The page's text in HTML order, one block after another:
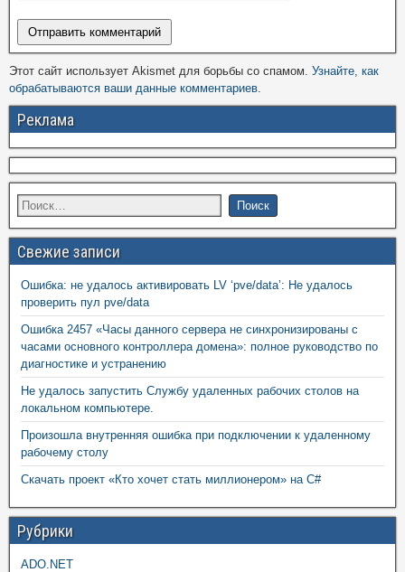
Этот сайт использует Akismet для борьбы со спамом. Узнайте, как
обрабатываются ваши данные комментариев.
Реклама
Свежие записи
Ошибка: не удалось активировать LV ‘pve/data’: Не удалось
проверить пул pve/data
Ошибка 2457 «Часы данного сервера не синхронизированы с
часами основного контроллера домена»: полное руководство по
диагностике и устранению
Не удалось запустить Службу удаленных рабочих столов на
локальном компьютере.
Произошла внутренняя ошибка при подключении к удаленному
рабочему столу
Скачать проект «Кто хочет стать миллионером» на C#
Рубрики
ADO.NET